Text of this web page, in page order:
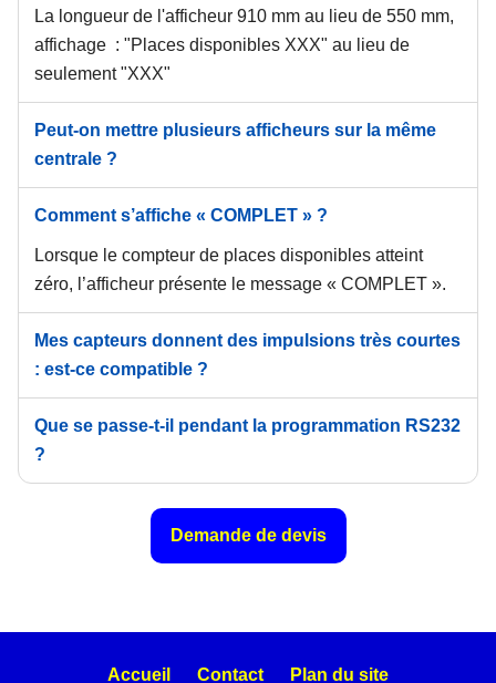
La longueur de l'afficheur 910 mm au lieu de 550 mm,
affichage : "Places disponibles XXX" au lieu de
seulement "XXX"
Peut-on mettre plusieurs afficheurs sur la même
centrale ?
Comment s’affiche « COMPLET » ?
Lorsque le compteur de places disponibles atteint
zéro, l’afficheur présente le message « COMPLET ».
Mes capteurs donnent des impulsions très courtes
: est-ce compatible ?
Que se passe-t-il pendant la programmation RS232
?
Demande de devis
Accueil Contact Plan du site